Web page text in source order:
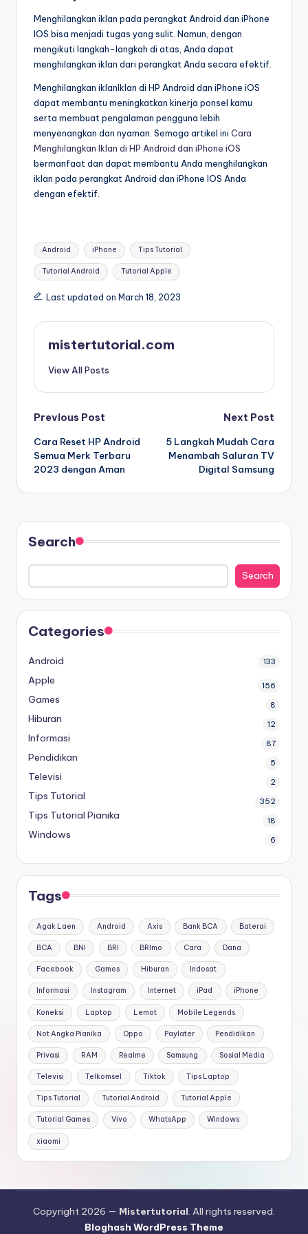
Menghilangkan iklan pada perangkat Android dan iPhone
IOS bisa menjadi tugas yang sulit. Namun, dengan
mengikuti langkah-langkah di atas, Anda dapat
menghilangkan iklan dari perangkat Anda secara efektif.
Menghilangkan iklanIklan di HP Android dan iPhone iOS
dapat membantu meningkatkan kinerja ponsel kamu
serta membuat pengalaman pengguna lebih
menyenangkan dan nyaman. Semoga artikel ini Cara
Menghilangkan Iklan di HP Android dan iPhone iOS
bermanfaat dan dapat membantu Anda menghilangkan
iklan pada perangkat Android dan iPhone IOS Anda
dengan efektif.
Tags:
Android iPhone Tips Tutorial
Tutorial Android Tutorial Apple
Last updated on March 18, 2023
mistertutorial.com
View All Posts
Post
navigation
Previous Post
Cara Reset HP Android
Semua Merk Terbaru
2023 dengan Aman
Next Post
5 Langkah Mudah Cara
Menambah Saluran TV
Digital Samsung
Search
Search
Categories
Android 133
Apple 156
Games 8
Hiburan 12
Informasi 87
Pendidikan 5
Televisi 2
Tips Tutorial 352
Tips Tutorial Pianika 18
Windows 6
Tags
Agak Laen Android Axis Bank BCA Baterai
BCA BNI BRI BRImo Cara Dana
Facebook Games Hiburan Indosat
Informasi Instagram Internet iPad iPhone
Koneksi Laptop Lemot Mobile Legends
Not Angka Pianika Oppo Paylater Pendidikan
Privasi RAM Realme Samsung Sosial Media
Televisi Telkomsel Tiktok Tips Laptop
Tips Tutorial Tutorial Android Tutorial Apple
Tutorial Games Vivo WhatsApp Windows
xiaomi
Copyright 2026 — Mistertutorial. All rights reserved.
Bloghash WordPress Theme